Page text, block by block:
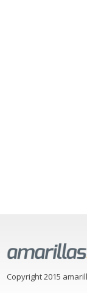
Copyright 2015